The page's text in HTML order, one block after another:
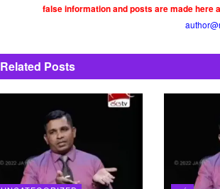
false information and posts are made here
Related Posts